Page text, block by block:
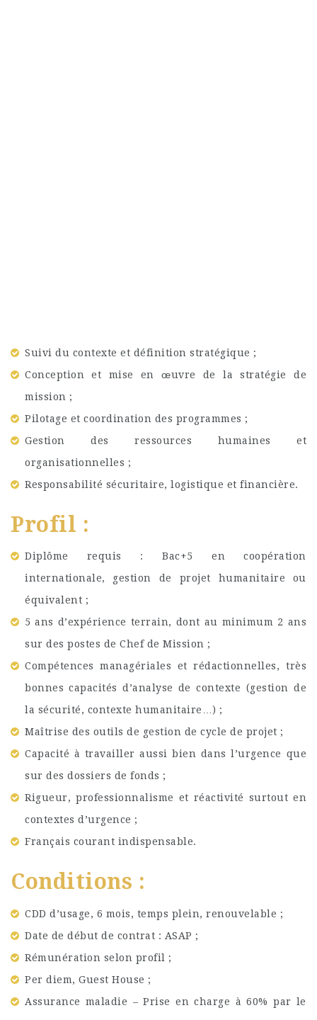
Suivi du contexte et définition stratégique ;
Conception et mise en œuvre de la stratégie de
mission ;
Pilotage et coordination des programmes ;
Gestion des ressources humaines et
organisationnelles ;
Responsabilité sécuritaire, logistique et financière.
Profil :
Diplôme requis : Bac+5 en coopération
internationale, gestion de projet humanitaire ou
équivalent ;
5 ans d’expérience terrain, dont au minimum 2 ans
sur des postes de Chef de Mission ;
Compétences managériales et rédactionnelles, très
bonnes capacités d’analyse de contexte (gestion de
la sécurité, contexte humanitaire…) ;
Maîtrise des outils de gestion de cycle de projet ;
Capacité à travailler aussi bien dans l’urgence que
sur des dossiers de fonds ;
Rigueur, professionnalisme et réactivité surtout en
contextes d’urgence ;
Français courant indispensable.
Conditions :
CDD d’usage, 6 mois, temps plein, renouvelable ;
Date de début de contrat : ASAP ;
Rémunération selon profil ;
Per diem, Guest House ;
Assurance maladie – Prise en charge à 60% par le